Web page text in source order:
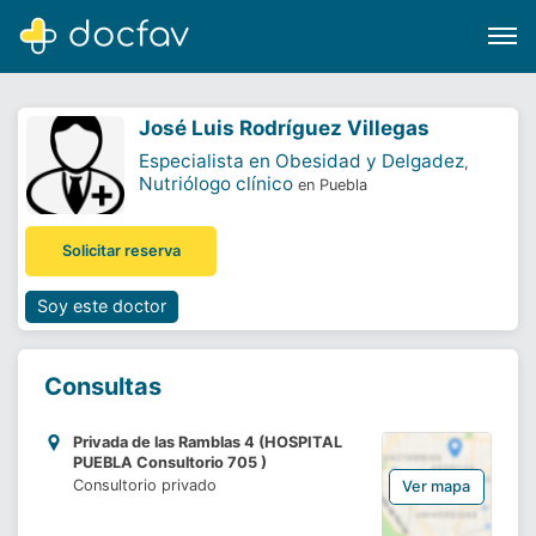
Software para clínicas
¿Eres un doctor?
José Luis Rodríguez Villegas
Especialista en Obesidad y Delgadez,
Nutriólogo clínico en Puebla
Solicitar reserva
Soy este doctor
Consultas
Privada de las Ramblas 4 (HOSPITAL
PUEBLA Consultorio 705 )
Consultorio privado
Ver mapa